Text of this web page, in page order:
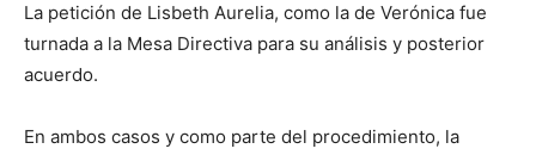
La petición de Lisbeth Aurelia, como la de Verónica fue
turnada a la Mesa Directiva para su análisis y posterior
acuerdo.
En ambos casos y como parte del procedimiento, la